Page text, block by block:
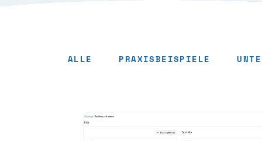
ALLE PRAXISBEISPIELE